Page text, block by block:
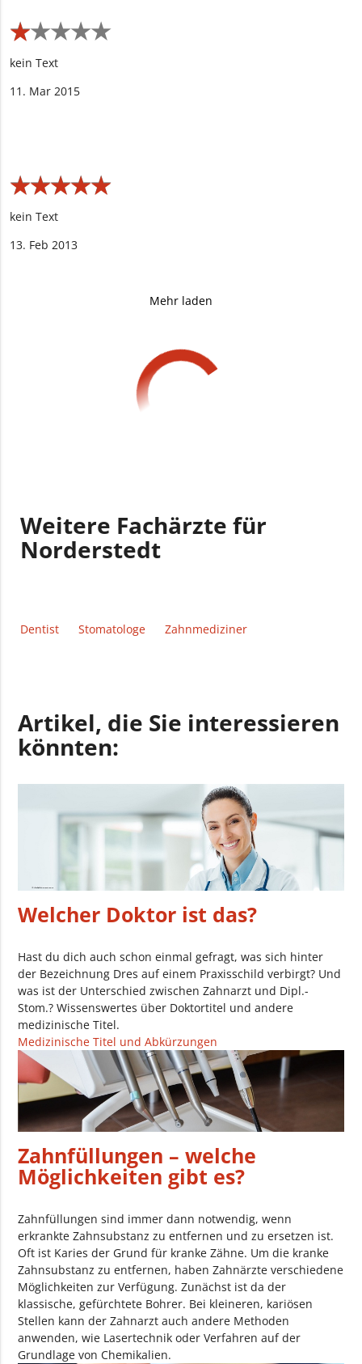
★★★★★
★★★★★
kein Text
11. Mar 2015
★★★★★
★★★★★
kein Text
13. Feb 2013
Mehr laden
Weitere Fachärzte für
Norderstedt
Dentist Stomatologe Zahnmediziner
Artikel, die Sie interessieren
könnten:
Welcher Doktor ist das?
Hast du dich auch schon einmal gefragt, was sich hinter
der Bezeichnung Dres auf einem Praxisschild verbirgt? Und
was ist der Unterschied zwischen Zahnarzt und Dipl.-
Stom.? Wissenswertes über Doktortitel und andere
medizinische Titel.
Medizinische Titel und Abkürzungen
Zahnfüllungen – welche
Möglichkeiten gibt es?
Zahnfüllungen sind immer dann notwendig, wenn
erkrankte Zahnsubstanz zu entfernen und zu ersetzen ist.
Oft ist Karies der Grund für kranke Zähne. Um die kranke
Zahnsubstanz zu entfernen, haben Zahnärzte verschiedene
Möglichkeiten zur Verfügung. Zunächst ist da der
klassische, gefürchtete Bohrer. Bei kleineren, kariösen
Stellen kann der Zahnarzt auch andere Methoden
anwenden, wie Lasertechnik oder Verfahren auf der
Grundlage von Chemikalien.